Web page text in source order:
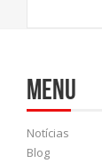
Menu
Notícias
Blog